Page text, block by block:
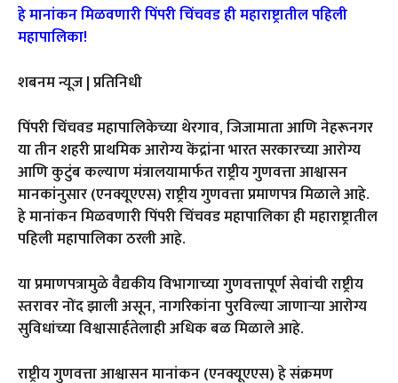
हे मानांकन मिळवणारी पिंपरी चिंचवड ही महाराष्ट्रातील पहिली
महापालिका!
शबनम न्यूज | प्रतिनिधी
पिंपरी चिंचवड महापालिकेच्या थेरगाव, जिजामाता आणि नेहरूनगर
या तीन शहरी प्राथमिक आरोग्य केंद्रांना भारत सरकारच्या आरोग्य
आणि कुटुंब कल्याण मंत्रालयामार्फत राष्ट्रीय गुणवत्ता आश्वासन
मानकांनुसार (एनक्यूएएस) राष्ट्रीय गुणवत्ता प्रमाणपत्र मिळाले आहे.
हे मानांकन मिळवणारी पिंपरी चिंचवड महापालिका ही महाराष्ट्रातील
पहिली महापालिका ठरली आहे.
या प्रमाणपत्रामुळे वैद्यकीय विभागाच्या गुणवत्तापूर्ण सेवांची राष्ट्रीय
स्तरावर नोंद झाली असून, नागरिकांना पुरविल्या जाणाऱ्या आरोग्य
सुविधांच्या विश्वासार्हतेलाही अधिक बळ मिळाले आहे.
राष्ट्रीय गुणवत्ता आश्वासन मानांकन (एनक्यूएएस) हे संक्रमण